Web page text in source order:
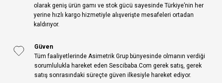
olarak geniş ürün gamı ve stok gücü sayesinde Türkiye’nin her
yerine hızlı kargo hizmetiyle alışverişte mesafeleri ortadan
kaldırıyor.
Güven
Tüm faaliyetlerinde Asimetrik Grup bünyesinde olmanın verdiği
sorumlulukla hareket eden Sescibaba.Com gerek satış, gerek
satış sonrasındaki süreçte güven ilkesiyle hareket ediyor.